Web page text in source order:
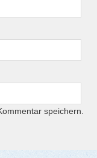
speichern.